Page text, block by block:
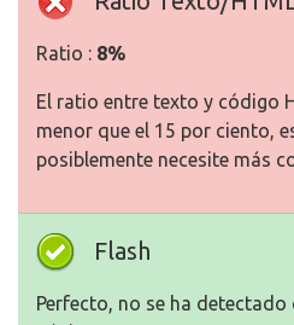
Ratio : 8%
El ratio entre texto y código
menor que el 15 por ciento,
posiblemente necesite más
Flash
Perfecto, no se ha detectado